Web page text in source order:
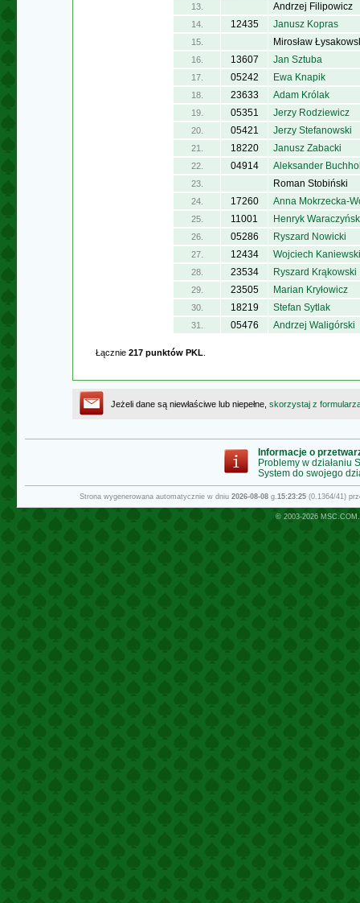
13. Andrzej Filipowicz
14. 12435 Janusz Kopras
15. Mirosław
16. 13607 Jan Sztuba
17. 05242 Ewa Knapik
18. 23633 Adam Królak
19. 05351 Jerzy Rodziewicz
20. 05421 Jerzy Stefanowski
21. 18220 Janusz Zabacki
22. 04914 Aleksander
23. Roman Stobiński
24. 17260 Anna Mokrzecka-
25. 11001 Henryk
26. 05286 Ryszard Nowicki
27. 12434 Wojciech Kaniewski
28. 23534 Ryszard Krąkowski
29. 23505 Marian Kryłowicz
30. 18219 Stefan Sytlak
31. 05476 Andrzej Waligórski
Łącznie 217 punktów PKL
Jeżeli dane są niewłaściwe lub niepełne, skorzystaj z
Informacje o
Problemy w działaniu
System do swojego
Strona wygenerowana automatycznie w dniu 2026-08-08 g.15:23:25 (0.1364/41)
© 2003-2026